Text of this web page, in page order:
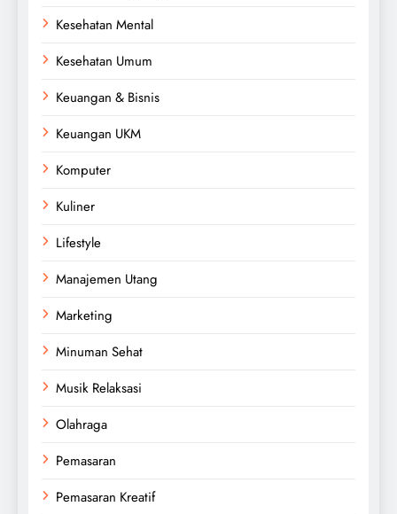
Kesehatan Mental
Kesehatan Umum
Keuangan & Bisnis
Keuangan UKM
Komputer
Kuliner
Lifestyle
Manajemen Utang
Marketing
Minuman Sehat
Musik Relaksasi
Olahraga
Pemasaran
Pemasaran Kreatif